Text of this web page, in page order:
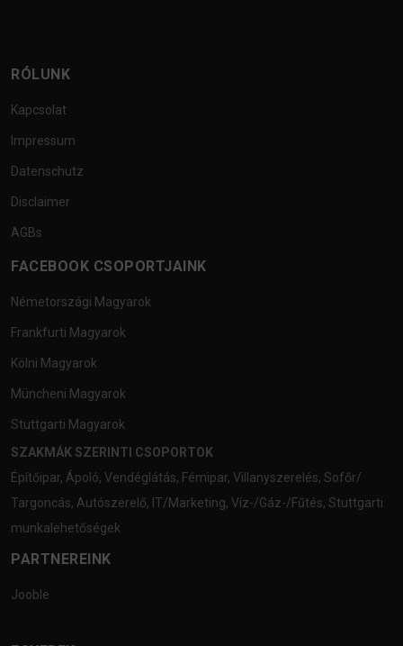
RÓLUNK
Kapcsolat
Impressum
Datenschutz
Disclaimer
AGBs
FACEBOOK CSOPORTJAINK
Németországi Magyarok
Frankfurti Magyarok
Kölni Magyarok
Müncheni Magyarok
Stuttgarti Magyarok
SZAKMÁK SZERINTI CSOPORTOK
Építőipar, Ápoló, Vendéglátás, Fémipar, Villanyszerelés, Sofőr/
Targoncás, Autószerelő, IT/Marketing, Víz-/Gáz-/Fűtés, Stuttgarti
munkalehetőségek
PARTNEREINK
Jooble